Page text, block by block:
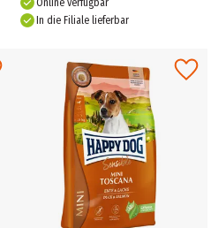
Online verfügbar
In die Filiale lieferbar